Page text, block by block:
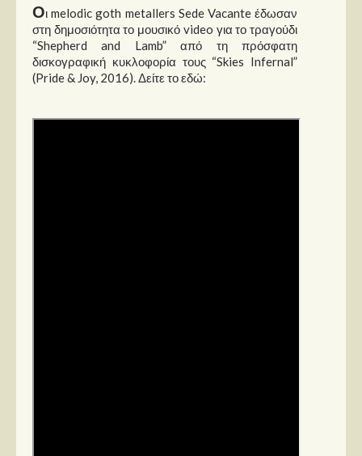
Video News
Καλλιτέχνες
Διάφοροι
Οι melodic goth metallers Sede Vacante έδωσαν
στη δημοσιότητα το μουσικό video για το τραγούδι
“Shepherd and Lamb” από τη πρόσφατη
δισκογραφική κυκλοφορία τους “Skies Infernal”
(Pride & Joy, 2016). Δείτε το εδώ: